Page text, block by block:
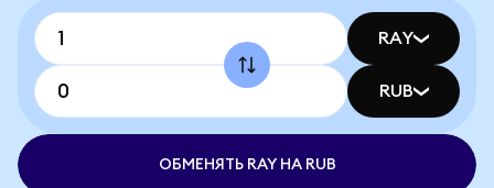
RAY
RUB
ОБМЕНЯТЬ RAY НА RUB